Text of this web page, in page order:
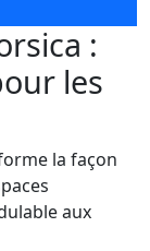
:
les
la façon
aux